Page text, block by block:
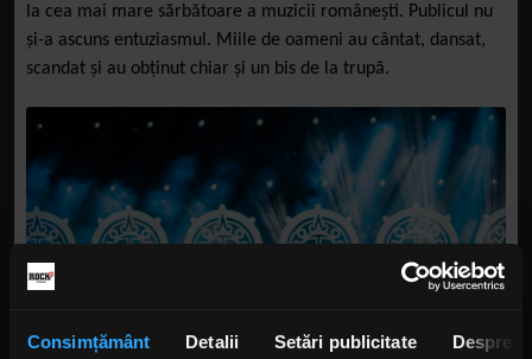
Consimțământ Detalii Setări publicitate Despre
la cea mai mare sărbătoare a muzicii românești. Publicul nu
și-a ascuns entuziasmul. Miile de oameni au cântat, dansat,
scandat și au obținut chiar și un bis de la trupă.